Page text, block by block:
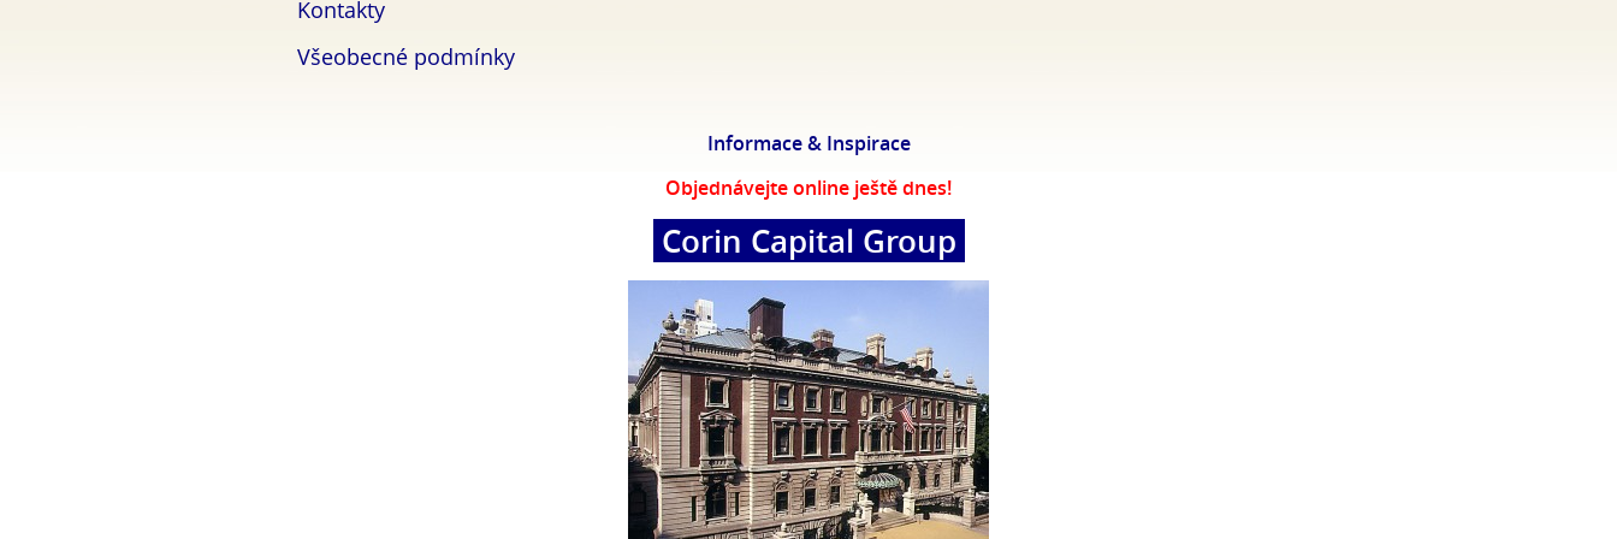
Kontakty
Všeobecné podmínky
Informace & Inspirace
Objednávejte online ještě dnes!
Corin Capital Group